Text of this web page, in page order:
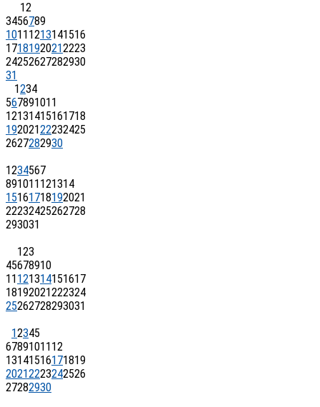
12
3456789
10111213141516
17181920212223
24252627282930
31
1234
567891011
12131415161718
19202122232425
2627282930
1234567
891011121314
15161718192021
22232425262728
293031
123
45678910
11121314151617
18192021222324
25262728293031
12345
6789101112
13141516171819
20212223242526
27282930